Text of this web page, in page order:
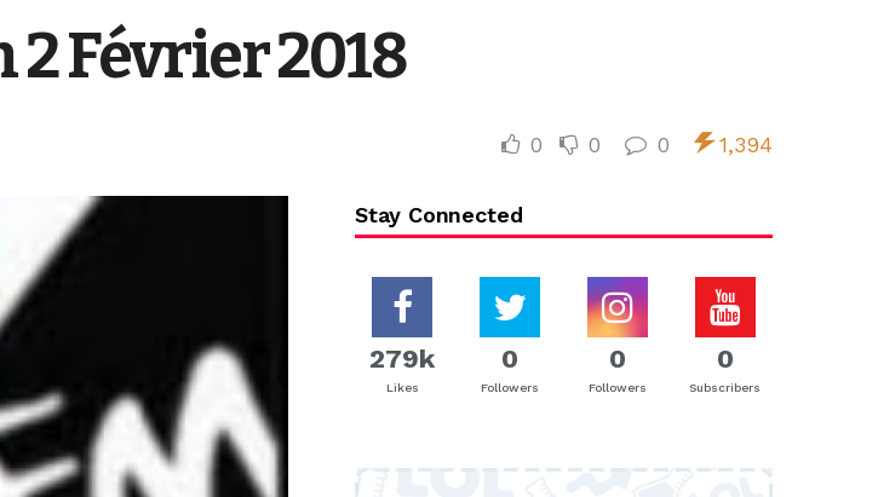
2 Février 2018
0 0 0 1,394
Stay Connected
279k
Likes
0
Followers
0
Followers
0
Subscribers